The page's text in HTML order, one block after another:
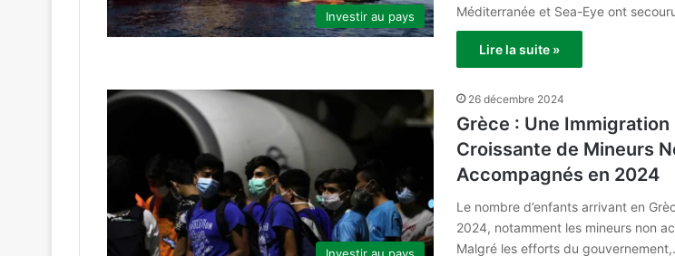
Investir au pays
Méditerranée et Sea-Eye ont
Lire la suite »
Investir au pays
26 décembre 2024
Grèce : Une Immigration
Croissante de Mineurs
Accompagnés en 2024
Le nombre d’enfants arrivant en
2024, notamment les mineurs non
Malgré les efforts du